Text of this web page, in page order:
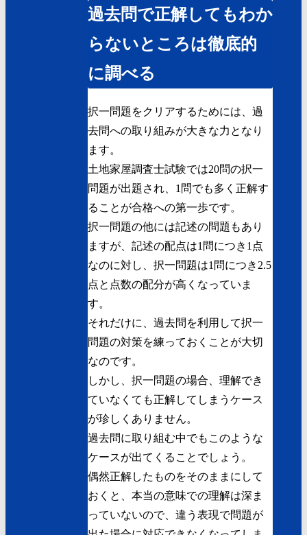
過去問で正解してもわか
らないところは徹底的
に調べる
択一問題をクリアするためには、 過
去問への取り組みが大きな力 となり
ます。
土地家屋調査士試験では20問の択一
問題が出題され、1問でも多く正解す
ることが合格への第一歩です。
択一問題の他には記述の問題もあり
ますが、記述の配点は1問につき1点
なのに対し、択一問題は1問につき2.5
点と点数の配分が高くなっていま
す。
それだけに、過去問を利用して択一
問題の対策を練っておくことが大切
なのです。
しかし、択一問題の場合、理解でき
ていなくても正解してしまうケース
が珍しくありません。
過去問に取り組む中でもこのような
ケースが出てくることでしょう。
偶然正解したものをそのままにして
おくと、本当の意味での理解は深ま
っていないので、違う表現で問題が